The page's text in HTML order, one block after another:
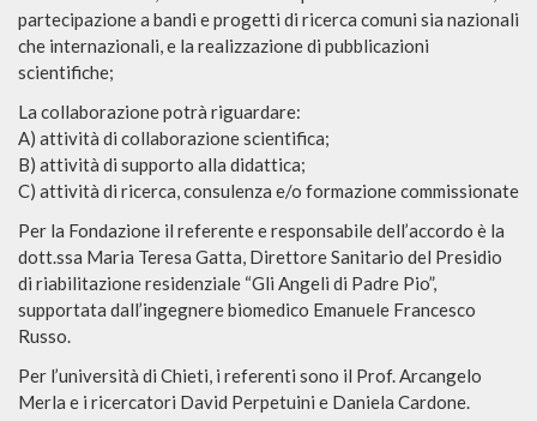
partecipazione a bandi e progetti di ricerca comuni sia nazionali
che internazionali, e la realizzazione di pubblicazioni
scientifiche;
La collaborazione potrà riguardare:
A) attività di collaborazione scientifica;
B) attività di supporto alla didattica;
C) attività di ricerca, consulenza e/o formazione commissionate
Per la Fondazione il referente e responsabile dell’accordo è la
dott.ssa Maria Teresa Gatta, Direttore Sanitario del Presidio
di riabilitazione residenziale “Gli Angeli di Padre Pio”,
supportata dall’ingegnere biomedico Emanuele Francesco
Russo.
Per l’università di Chieti, i referenti sono il Prof. Arcangelo
Merla e i ricercatori David Perpetuini e Daniela Cardone.